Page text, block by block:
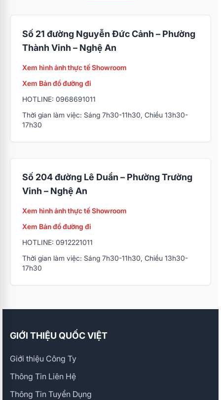
Số 21 đường Nguyễn Đức Cảnh – Phường
Thành Vinh – Nghệ An
Xem hình ảnh thực tế Showroom
Xem Bản đồ đường đi
HOTLINE: 0968691011
Thời gian làm việc: Sáng 7h30-11h30, Chiều 13h30-
17h30
Số 204 đường Lê Duẩn – Phường Trường
Vinh – Nghệ An
Xem hình ảnh thực tế Showroom
Xem Bản đồ đường đi
HOTLINE: 0912221011
Thời gian làm việc: Sáng 7h30-11h30, Chiều 13h30-
17h30
GIỚI THIỆU QUỐC VIỆT
Giới thiệu Công Ty
Thông Tin Liên Hệ
Thông Tin Tuyển Dụng